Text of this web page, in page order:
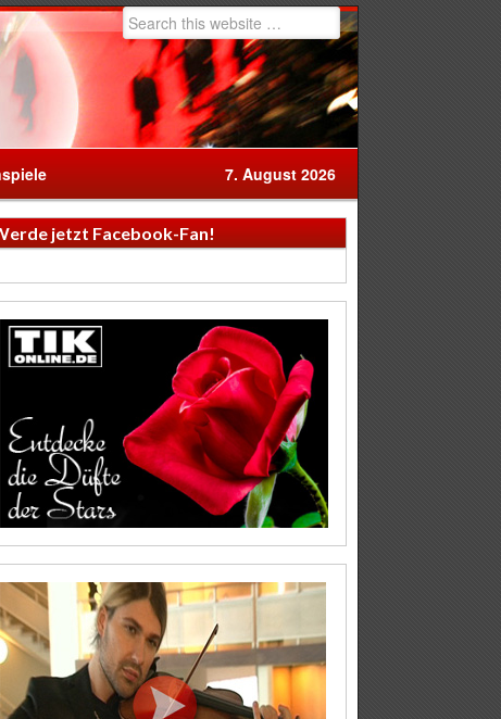
7. August 2026
jetzt Facebook-Fan!